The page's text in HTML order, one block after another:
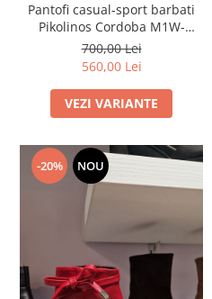
Pantofi casual-sport barbati
Pikolinos Cordoba M1W-
6262C2
700,00 Lei
560,00 Lei
VEZI VARIANTE
-20% NOU